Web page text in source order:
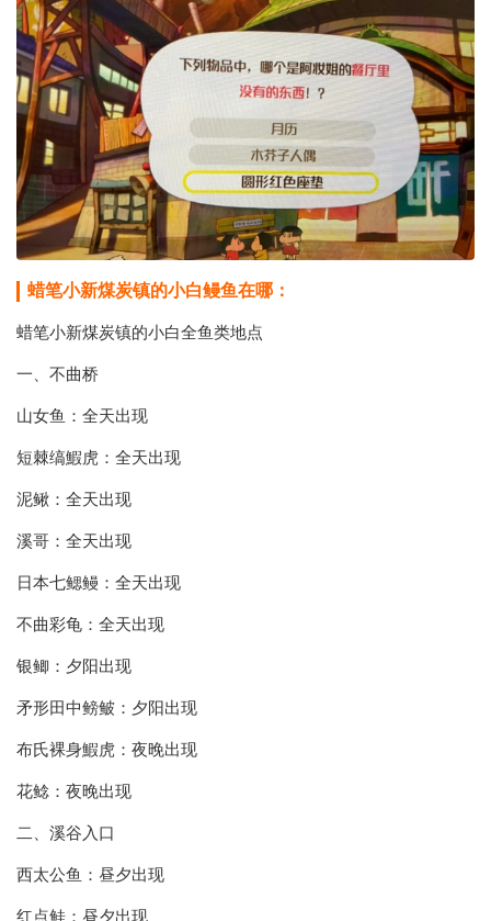
蜡笔小新煤炭镇的小白鳗鱼在哪：
蜡笔小新煤炭镇的小白全鱼类地点
一、不曲桥
山女鱼：全天出现
短棘缟鰕虎：全天出现
泥鳅：全天出现
溪哥：全天出现
日本七鳃鳗：全天出现
不曲彩龟：全天出现
银鲫：夕阳出现
矛形田中鳑鲏：夕阳出现
布氏裸身鰕虎：夜晚出现
花鲶：夜晚出现
二、溪谷入口
西太公鱼：昼夕出现
红点鲑：昼夕出现